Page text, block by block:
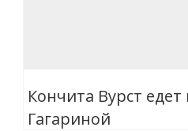
Кончита Вурст едет
Гагариной